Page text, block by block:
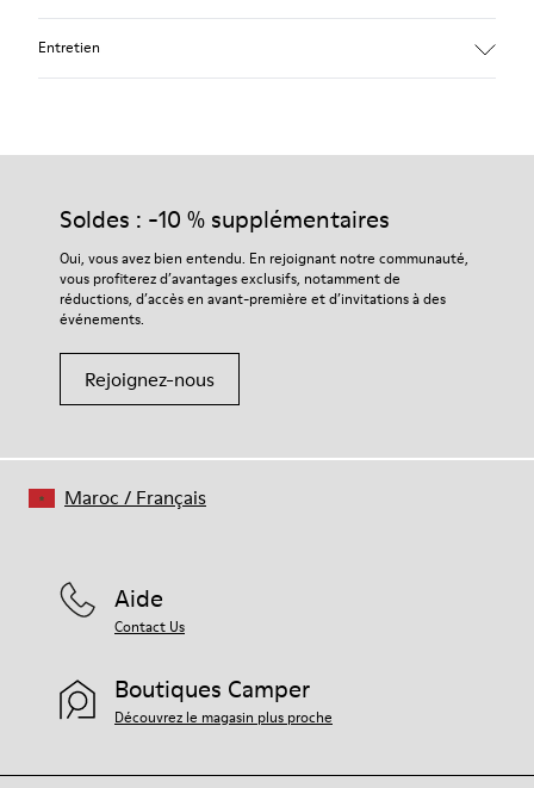
Entretien
Nos chaussures sont confectionnées à partir de matières haut
durabilité accrue de vos chaussures.
Pour obtenir des instructions détaillées sur l’entretien de
votre paire de chaussures, consultez notreguide d’entretien
Soldes : -10 % supplémentaires
Oui, vous avez bien entendu. En rejoignant notre communauté,
vous profiterez d’avantages exclusifs, notamment de
réductions, d’accès en avant-première et d’invitations à des
événements.
Rejoignez-nous
Aide
Contact Us
Boutiques Camper
Découvrez le magasin plus proche
Maroc / Français